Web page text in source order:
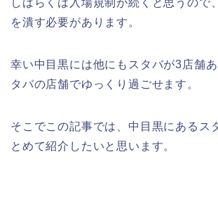
しばらくは入場規制が続くと思うので
を潰す必要があります。
幸い中目黒には他にもスタバが3店舗
タバの店舗でゆっくり過ごせます。
そこでこの記事では、中目黒にあるス
とめて紹介したいと思います。